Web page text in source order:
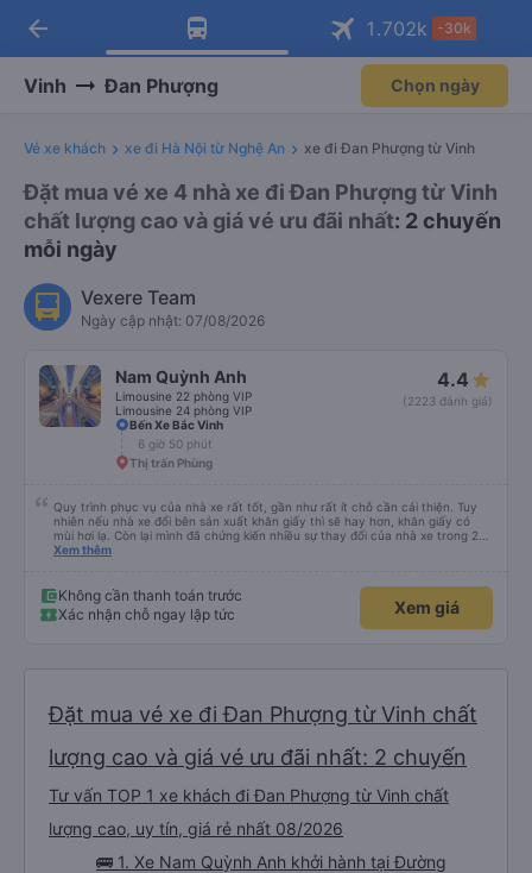
Tải app Vexere ngay!
Nhận ưu đãi thành viên độc
Mở app
Tải app Vexere
-30k/ghế khi đặt vé máy bay qua
Mở app
arrow_back 1.702k -30k
Vinh Đan Phượng Chọn ngày
Vé xe khách xe đi Hà Nội từ Nghệ An xe đi Đan Phượng từ Vinh
Đặt mua vé xe 4 nhà xe đi Đan Phượng từ Vinh
chất lượng cao và giá vé ưu đãi nhất: 2 chuyến
mỗi ngày
Vexere Team
Ngày cập nhật: 07/08/2026
Nam Quỳnh Anh
Limousine 22 phòng VIP
Limousine 24 phòng VIP
4.4
(2223 đánh giá)
Bến Xe Bắc Vinh
6 giờ 50 phút
Thị trấn Phùng
Quy trình phục vụ của nhà xe rất tốt, gần như rất ít chỗ cần cải thiện. Tuy
nhiên nếu nhà xe đổi bên sản xuất khăn giấy thì sẽ hay hơn, khăn giấy có
mùi hơi lạ. Còn lại mình đã chứng kiến nhiều sự thay đổi của nhà xe trong 2
tháng vừa rồi: tài xế và phụ xe ngày càng thân thiện, quy trình phục vụ rõ
Xem thêm
Không cần thanh toán trước
Xác nhận chỗ ngay lập tức
Xem giá
Đặt mua vé xe đi Đan Phượng từ Vinh chất
lượng cao và giá vé ưu đãi nhất: 2 chuyến
Tư vấn TOP 1 xe khách đi Đan Phượng từ Vinh chất
lượng cao, uy tín, giá rẻ nhất 08/2026
🚌 1. Xe Nam Quỳnh Anh khởi hành tại Đường